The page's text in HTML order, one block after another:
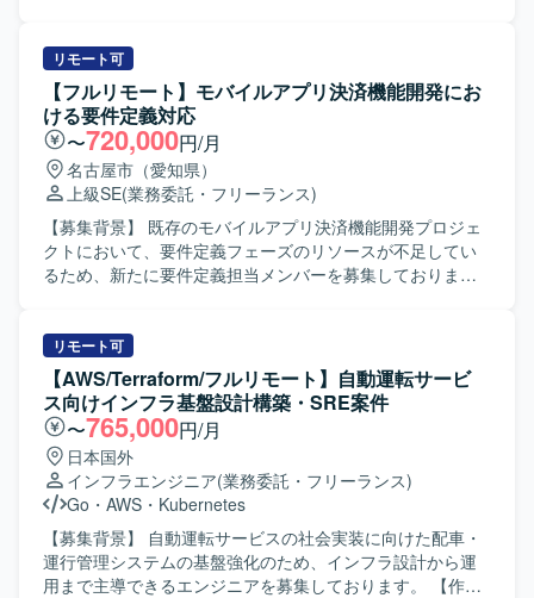
るインフラ上流工程に深く関わることができ、クラウド基
盤SEや技術調整SEとしての経験を積むことができます。構
築作業だけでなく、要件定義や技術評価、関係者調整など
上流寄りの業務を通じて、インフラアーキテクチャやセキ
ュリティ、非機能要件に関する知見を広く深く身につけて
いただけます。 【開発環境】 AWSクラウド基盤を中心とし
たインフラ環境となります。ネットワーク、認証、鍵管理
などの基盤セキュリティや、外部システムとの接続を含む
構成評価に携わっていただきます。
ム連携を実現するためのインフラ基盤構築をご担当いただ
きます。AWS上の音声認識システムからAzure上の生成AIサ
ービスへ音声データを連携するため、マルチクラウド間ネ
ットワーク連携の設計・構築を実施していただきます。具
体的には、AWS側でのNLB構築とルーティング設計、Azure
側でのサブスクリプションおよびネットワーク、Azure
OpenAIサービスの構築、Private EndpointおよびPrivateLink
の設定などを行っていただきます。また、ルーティングや
DNS、セキュリティ関連の設定を含む非機能要件の設計・
構築や、統合基盤標準に基づく監視・セキュリティ設定、
ダーとの仕様・設定値の調整、構築タイミングの調整とい
ったマルチベンダー間の調整業務も担っていただきます。
エンド側メンバーと共同で作業を進め、スケジュール管理
や技術的な支援、若手メンバーへの教育も行っていただき
ます。要件定義工程の結果を踏まえ、基本設計から試験ま
で一連の工程を推進していただく想定です。 【求める人物
像】 マルチクラウド環境におけるネットワーク設計・構築
に主体的に取り組み、要件整理から試験までを自走して推
進できる方を求めております。複数の関係者と協調しなが
ら、状況に応じて柔軟にコミュニケーションを取り、タス
クの優先度付けや進行管理を行える方です。若手メンバー
リモート可
【フルリモート】モバイルアプリ決済機能開発にお
ける要件定義対応
〜720,000円/月
名古屋市（愛知県）
上級SE(業務委託・フリーランス)
【募集背景】 既存のモバイルアプリ決済機能開発プロジェ
クトにおいて、要件定義フェーズのリソースが不足してい
るため、新たに要件定義担当メンバーを募集しておりま
とのミーティングに参加し、業務要件やシステム要件の整
理・文書化を行っていただきます。 既存メンバーと連携し
ながら、決済機能に関わる業務フローや画面・機能の要件
を整理し、合意形成を図りながらドキュメントへ落とし込
んでいただきます。 【求める人物像】 モバイルアプリおよ
び決済機能に関する知見を持ち、自ら主体的に情報を収集
しながら要件を整理できる方を求めております。 顧客との
コミュニケーションを通じて課題やニーズを的確に把握
し、分かりやすいドキュメントとしてまとめられる方が望
ましいです。 チームメンバーと協調しながらプロジェクト
を推進できる方を歓迎いたします。 【ポジションの魅力】
リモート可
【AWS/Terraform/フルリモート】自動運転サービ
ス向けインフラ基盤設計構築・SRE案件
〜765,000円/月
日本国外
インフラエンジニア(業務委託・フリーランス)
Go ・ AWS ・ Kubernetes
【募集背景】 自動運転サービスの社会実装に向けた配車・
運行管理システムの基盤強化のため、インフラ設計から運
用まで主導できるエンジニアを募集しております。 【作業